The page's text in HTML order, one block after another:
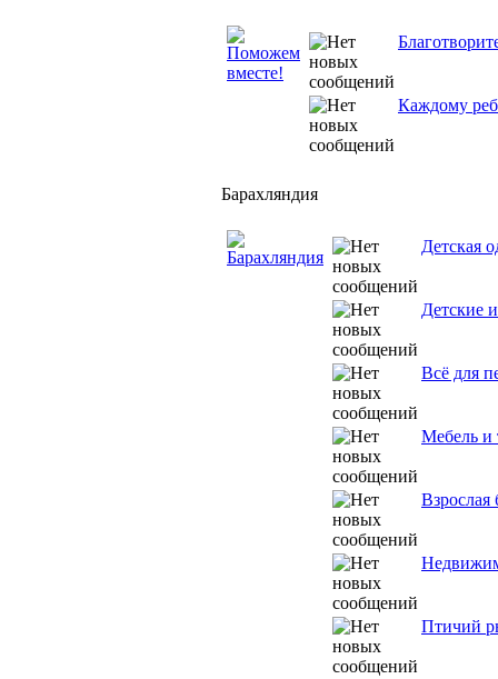
Каждому
Барахляндия
Детская
Детские
Всё для
Мебель и
Взрослая
Птичий